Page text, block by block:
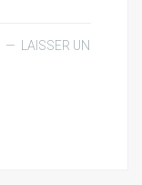
LAISSER UN